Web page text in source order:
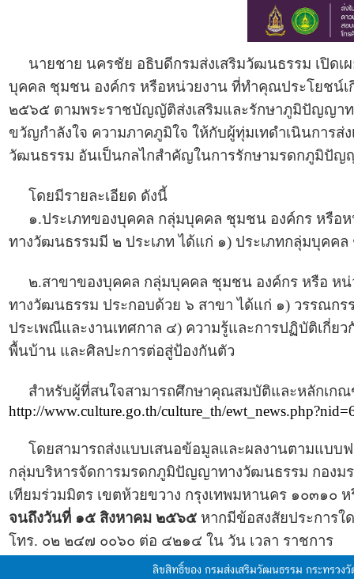
นายชาย นครชัย อธิบดีกรมส่งเสริมวัฒนธรรม เปิดเผ
บุคคล ชุมชน องค์กร หรือหน่วยงาน ที่ทำคุณประโยชน์
๒๕๖๕ ตามพระราชบัญญัติส่งเสริมและรักษาภูมิปัญญาท
ขวัญกำลังใจ ความภาคภูมิใจ ให้กับผู้ทุ่มเทดำเนินกา
วัฒนธรรม อันเป็นกลไกสำคัญในการรักษามรดกภูมิปั
โดยมีรายละเอียด ดังนี้
๑.ประเภทของบุคคล กลุ่มบุคคล ชุมชน องค์กร หรือ
ทางวัฒนธรรมมี ๒ ประเภท ได้แก่ ๑) ประเภทกลุ่มบุคค
๒.สาขาของบุคคล กลุ่มบุคคล ชุมชน องค์กร หรือ หน่
ทางวัฒนธรรม ประกอบด้วย ๖ สาขา ได้แก่ ๑) วรรณก
ประเพณีและงานเทศกาล ๔) ความรู้และการปฏิบัติเกี่ย
พื้นบ้าน และศิลปะการต่อสู่ป้องกันตัว
สำหรับผู้ที่สนใจสามารถศึกษาคุณสมบัติและหลักเกณ
http://www.culture.go.th/culture_th/
โดยสามารถส่งแบบเสนอข้อมูลและผลงานตามแบบ
กลุ่มบริหารจัดการมรดกภูมิปัญญาทางวัฒนธรรม กอง
เทียมร่วมมิตร เขตห้วยขวาง กรุงเทพมหานคร ๑๐๓๑๐
จนถึงวันที่ ๑๕ สิงหาคม ๒๕๖๕หากมีข้อสงสัยประการใ
โทร. ๐๒ ๒๔๗ ๐๐๖๐ ต่อ ๔๒๑๔ ใน วัน เวลา ราชการ
ลิขสิทธิ์ของ กรมส่งเสริมวัฒนธรรม กระทรว